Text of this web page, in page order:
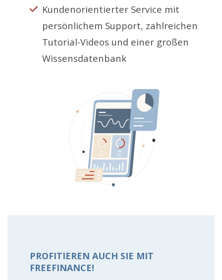
Kundenorientierter Service mit
persönlichem Support, zahlreichen
Tutorial-Videos und einer großen
Wissensdatenbank
PROFITIEREN AUCH SIE MIT
FREEFINANCE!